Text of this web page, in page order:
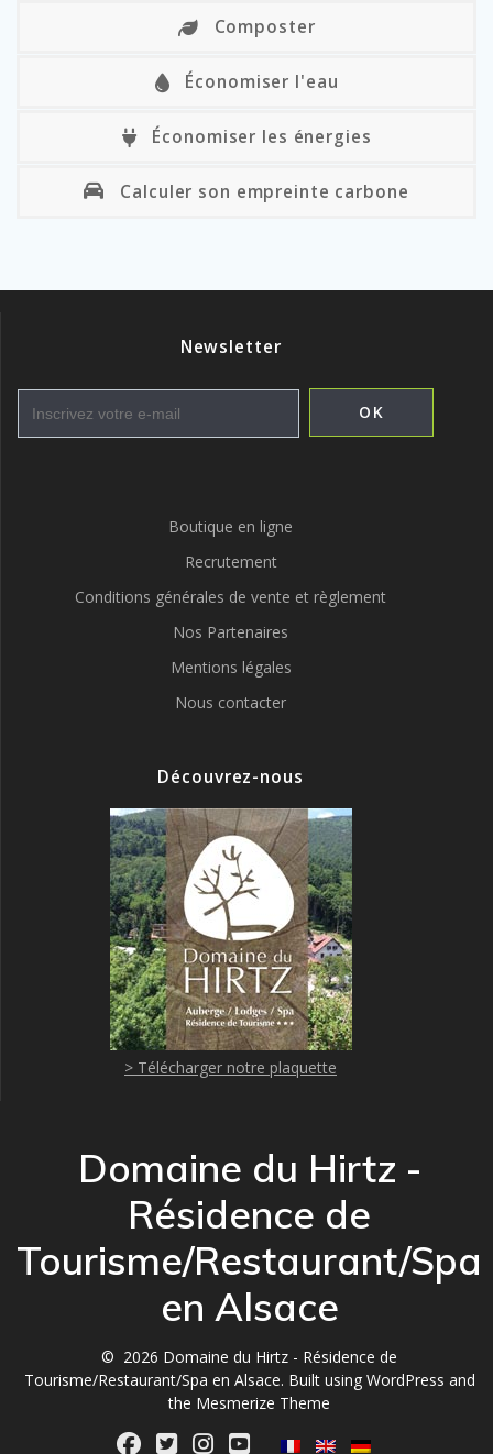
Composter
Économiser l'eau
Économiser les énergies
Calculer son empreinte carbone
Newsletter
Boutique en ligne
Recrutement
Conditions générales de vente et règlement
Nos Partenaires
Mentions légales
Nous contacter
Découvrez-nous
> Télécharger notre plaquette
Domaine du Hirtz -
Résidence de
Tourisme/Restaurant/Spa
en Alsace
© 2026 Domaine du Hirtz - Résidence de
Tourisme/Restaurant/Spa en Alsace. Built using WordPress and
the Mesmerize Theme